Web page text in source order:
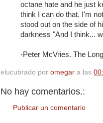
octane hate and he just
think I can do that. I'm
stood out on the side of
darkness "And I think...
-Peter McVries. The
elucubrado por omegar a las
No hay comentarios.:
Publicar un comentario